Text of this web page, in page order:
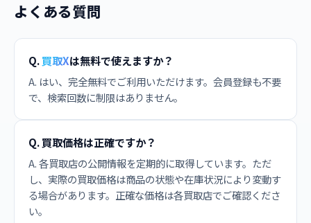
よくある質問
Q.買取Xは無料で使えますか？
A. はい、完全無料でご利用いただけます。会員登録も不要
で、検索回数に制限はありません。
Q. 買取価格は正確ですか？
A. 各買取店の公開情報を定期的に取得しています。ただ
し、実際の買取価格は商品の状態や在庫状況により変動す
る場合があります。正確な価格は各買取店でご確認くださ
い。